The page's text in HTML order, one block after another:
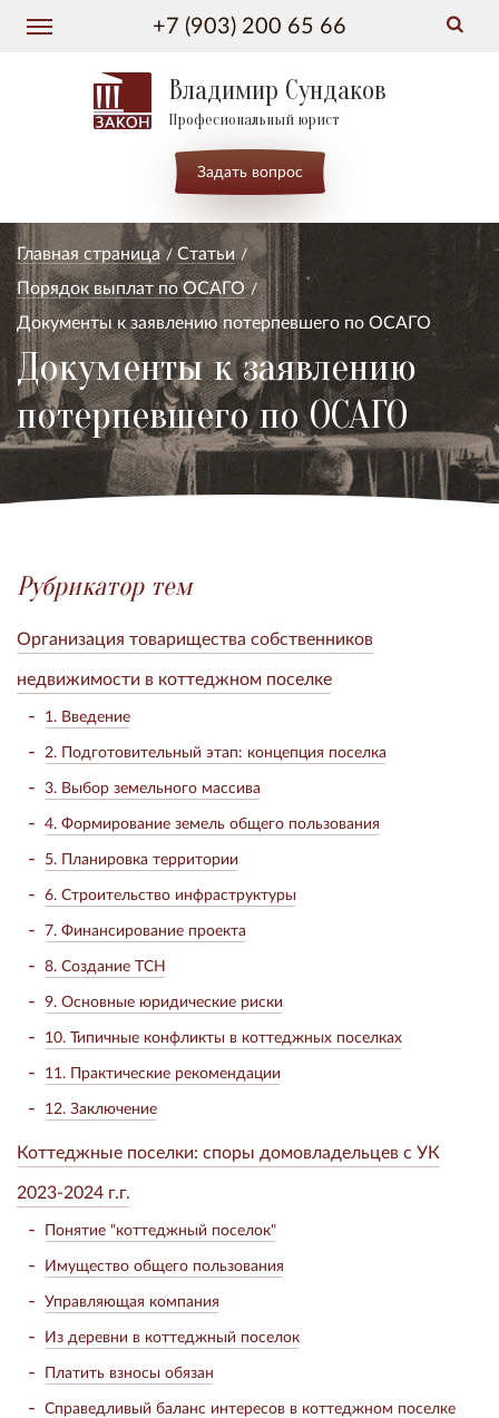
+7 (903) 200 65 66
Владимир Сундаков
Професиональный юрист
Задать вопрос
Главная страница
Статьи
Порядок выплат по ОСАГО
Документы к заявлению потерпевшего по ОСАГО
Документы к заявлению
потерпевшего по ОСАГО
Рубрикатор тем
Организация товарищества собственников
недвижимости в коттеджном поселке
1. Введение
2. Подготовительный этап: концепция поселка
3. Выбор земельного массива
4. Формирование земель общего пользования
5. Планировка территории
6. Строительство инфраструктуры
7. Финансирование проекта
8. Создание ТСН
9. Основные юридические риски
10. Типичные конфликты в коттеджных поселках
11. Практические рекомендации
12. Заключение
Коттеджные поселки: споры домовладельцев с УК
2023-2024 г.г.
Понятие "коттеджный поселок"
Имущество общего пользования
Управляющая компания
Из деревни в коттеджный поселок
Платить взносы обязан
Справедливый баланс интересов в коттеджном поселке